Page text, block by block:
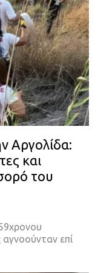
Αργολίδα:
και
του
επί